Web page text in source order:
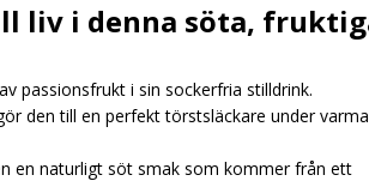
liv i denna söta,
passionsfrukt i sin sockerfria stilldrink.
den till en perfekt törstsläckare under varma
en naturligt söt smak som kommer från ett